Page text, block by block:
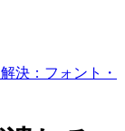
決：フォント・